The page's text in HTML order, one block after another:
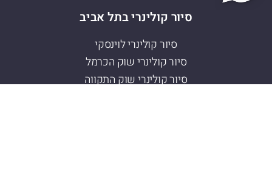
סיור קולינרי בתל אביב
סיור קולינרי לוינסקי
סיור קולינרי שוק הכרמל
סיור קולינרי שוק התקווה